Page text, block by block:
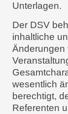
Unterlagen.
Der DSV
inhaltliche
Änderungen
wesentlich
berechtigt,
Referenten